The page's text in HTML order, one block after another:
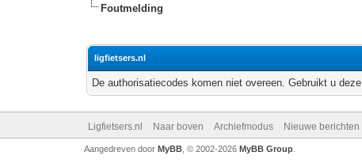
Foutmelding
ligfietsers.nl
De authorisatiecodes komen niet overeen. Gebruikt u
Ligfietsers.nl Naar boven Archiefmodus Nieuwe berichten
Aangedreven door MyBB, © 2002-2026 MyBB Group.